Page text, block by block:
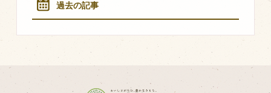
過去の記事
法人のお客様